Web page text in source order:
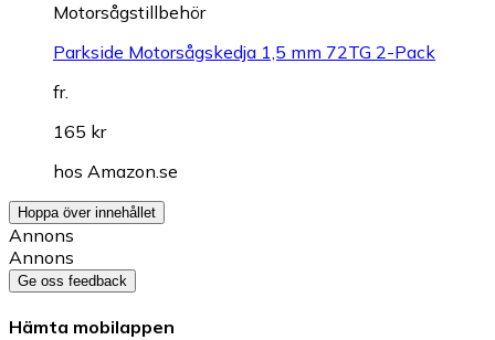
Motorsågstillbehör
Parkside Motorsågskedja 1,5 mm 72TG 2-Pack
fr.
165 kr
hos Amazon.se
Hoppa över innehållet
Annons
Annons
Ge oss feedback
Hämta mobilappen